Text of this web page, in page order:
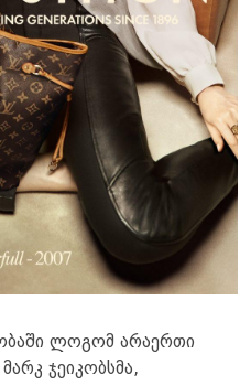
ლოგომ არაერთი
ჯეიკობსმა,